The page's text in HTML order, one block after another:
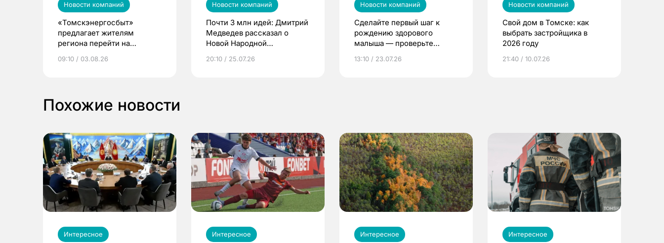
Новости компаний
«Томскэнергосбыт»
предлагает жителям
региона перейти на
выиграть призы
09:10 / 03.08.26
Новости компаний
Почти 3 млн идей: Дмитрий
Медведев рассказал о
Новой Народной
20:10 / 25.07.26
Новости компаний
Сделайте первый шаг к
рождению здорового
малыша — проверьте
по ОМС!
13:10 / 23.07.26
Новости компаний
Свой дом в Томске: как
выбрать застройщика в
2026 году
21:40 / 10.07.26
Похожие новости
Интересное Интересное Интересное Интересное